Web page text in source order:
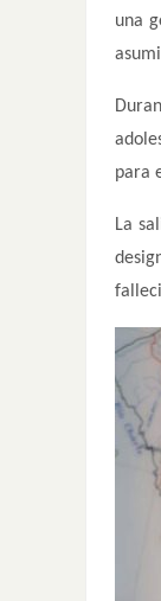
una
para
La